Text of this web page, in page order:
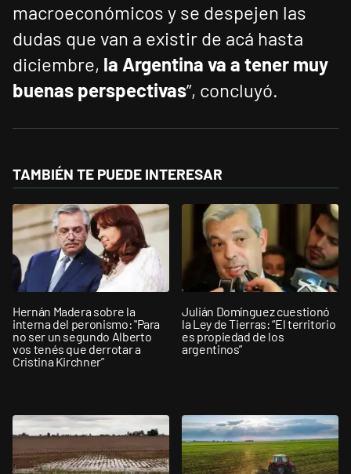
macroeconómicos y se despejen las
dudas que van a existir de acá hasta
diciembre, la Argentina va a tener muy
buenas perspectivas”, concluyó.
TAMBIÉN TE PUEDE INTERESAR
Hernán Madera sobre la
interna del peronismo: "Para
no ser un segundo Alberto
vos tenés que derrotar a
Cristina Kirchner”
Julián Domínguez cuestionó
la Ley de Tierras: “El territorio
es propiedad de los
argentinos”